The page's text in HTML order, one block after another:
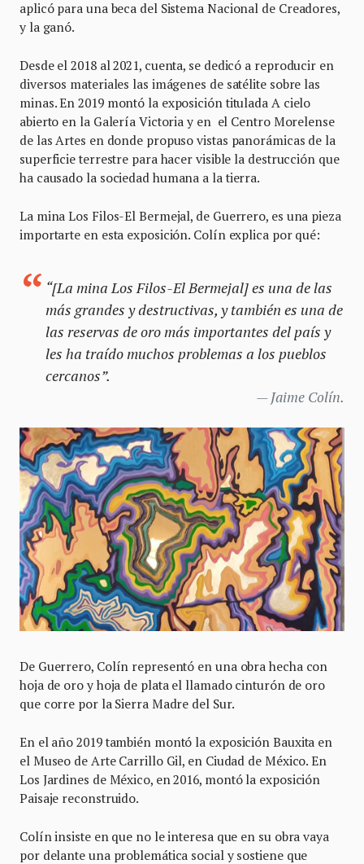
aplicó para una beca del Sistema Nacional de Creadores,
y la ganó.
Desde el 2018 al 2021, cuenta, se dedicó a reproducir en
diversos materiales las imágenes de satélite sobre las
minas. En 2019 montó la exposición titulada A cielo
abierto en la Galería Victoria y en el Centro Morelense
de las Artes en donde propuso vistas panorámicas de la
superficie terrestre para hacer visible la destrucción que
ha causado la sociedad humana a la tierra.
La mina Los Filos-El Bermejal, de Guerrero, es una pieza
importarte en esta exposición. Colín explica por qué:
“[La mina Los Filos-El Bermejal] es una de las
más grandes y destructivas, y también es una de
las reservas de oro más importantes del país y
les ha traído muchos problemas a los pueblos
cercanos”.
Jaime Colín.
De Guerrero, Colín representó en una obra hecha con
hoja de oro y hoja de plata el llamado cinturón de oro
que corre por la Sierra Madre del Sur.
En el año 2019 también montó la exposición Bauxita en
el Museo de Arte Carrillo Gil, en Ciudad de México. En
Los Jardines de México, en 2016, montó la exposición
Paisaje reconstruido.
Colín insiste en que no le interesa que en su obra vaya
por delante una problemática social y sostiene que